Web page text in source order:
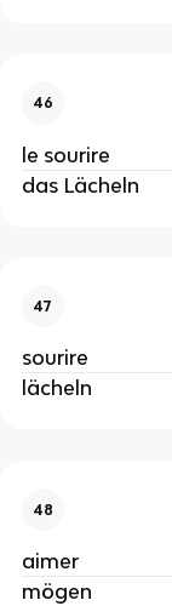
46
le sourire
das Lächeln
47
sourire
lächeln
48
aimer
mögen